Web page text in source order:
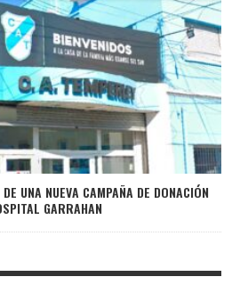
UNA NUEVA CAMPAÑA DE DONACIÓN
GARRAHAN